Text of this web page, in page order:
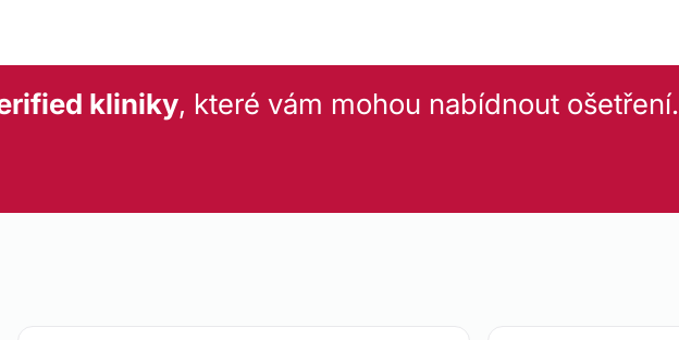
se ke konzultaci
či telefonicky.kliniky, které vám mohou nabídnout ošetření.